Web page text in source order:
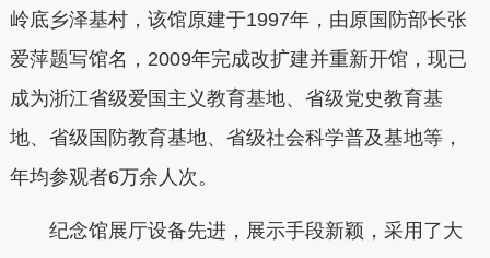
岭底乡泽基村，该馆原建于1997年，由原国防部长张
爱萍题写馆名，2009年完成改扩建并重新开馆，现已
成为浙江省级爱国主义教育基地、省级党史教育基
地、省级国防教育基地、省级社会科学普及基地等，
年均参观者6万余人次。
纪念馆展厅设备先进，展示手段新颖，采用了大